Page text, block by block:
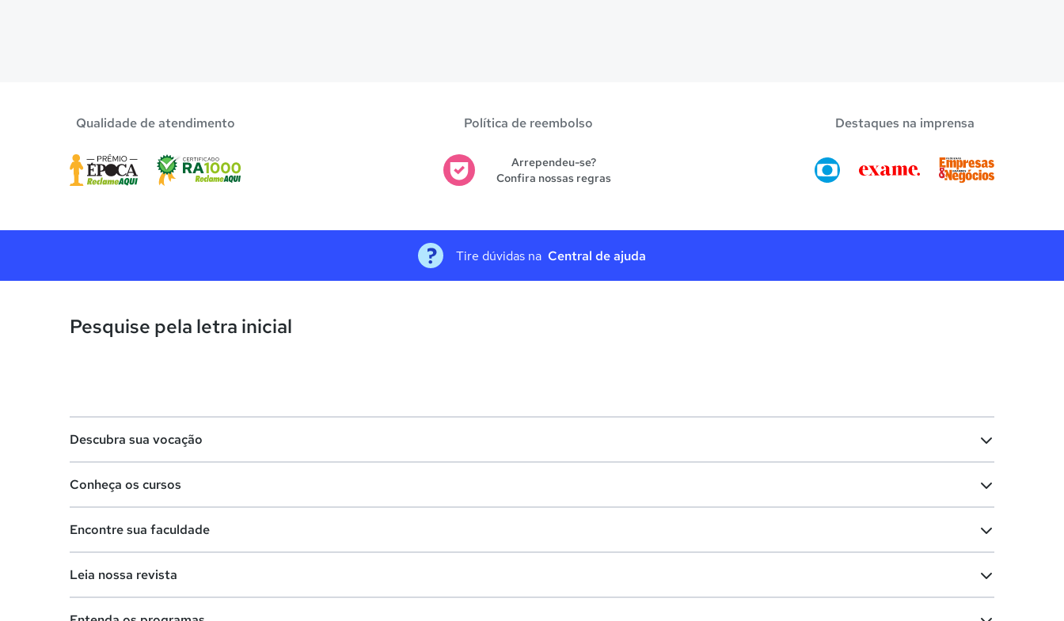
Qualidade de atendimento Política de reembolso
Arrependeu-se?
Confira nossas regras
Destaques na imprensa
Tire dúvidas na Central de ajuda
Pesquise pela letra inicial
Descubra sua vocação
Lista de profissões
Conheça os cursos
Cursos de graduação
Encontre sua faculdade
Leia nossa revista